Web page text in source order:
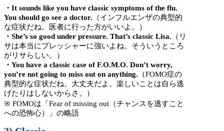
・It sounds like you have classic symptoms of the flu.
You should go see a doctor. （インフルエンザの典型的
な症状だね。医者に行った方がいいよ。）
・She’s so good under pressure. That’s classic Lisa. （リ
サは本当にプレッシャーに強いよね。そういうところ
がリサらしい。）
・You have a classic case of F.O.M.O. Don’t worry,
you’re not going to miss out on anything. （FOMO症の
典型的な症状だね。大丈夫だよ。楽しいことは自ら逃
げたりはしないからさ。）
※ FOMOは「Fear of missing out（チャンスを逃すこと
への恐怖心）」の略語